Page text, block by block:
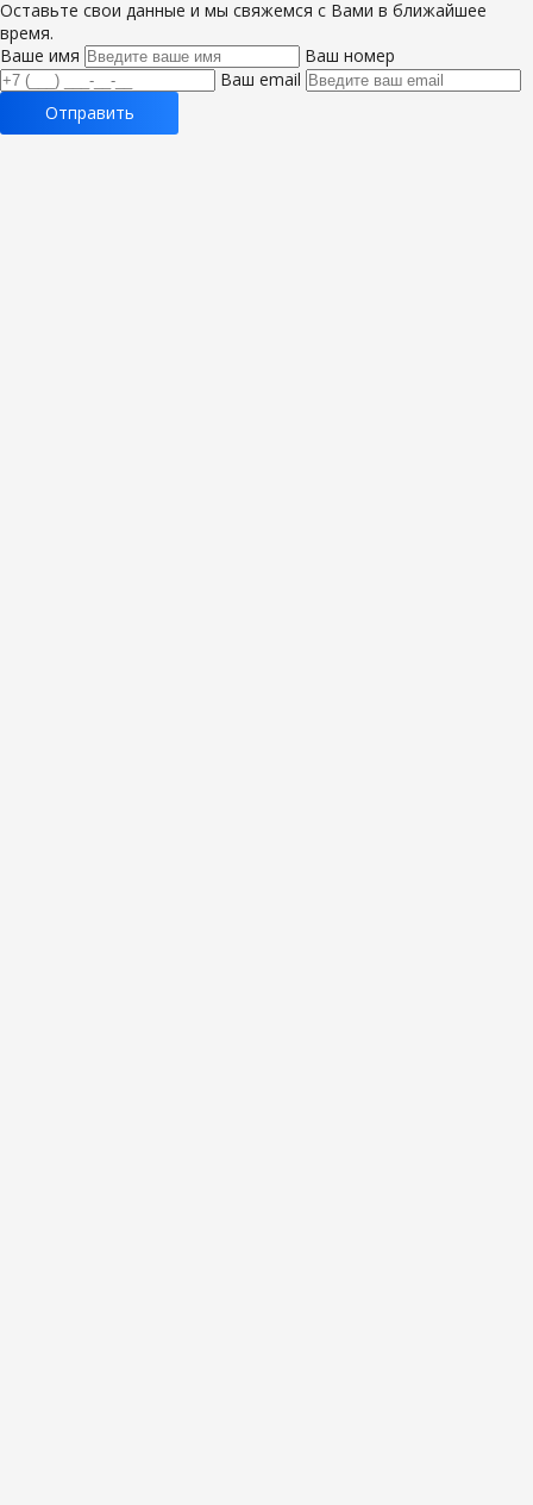
Оставьте свои данные и мы свяжемся с Вами в ближайшее
время.
Ваше имя
Ваш номер
Ваш email
Отправить